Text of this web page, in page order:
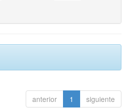
anterior 1 siguiente